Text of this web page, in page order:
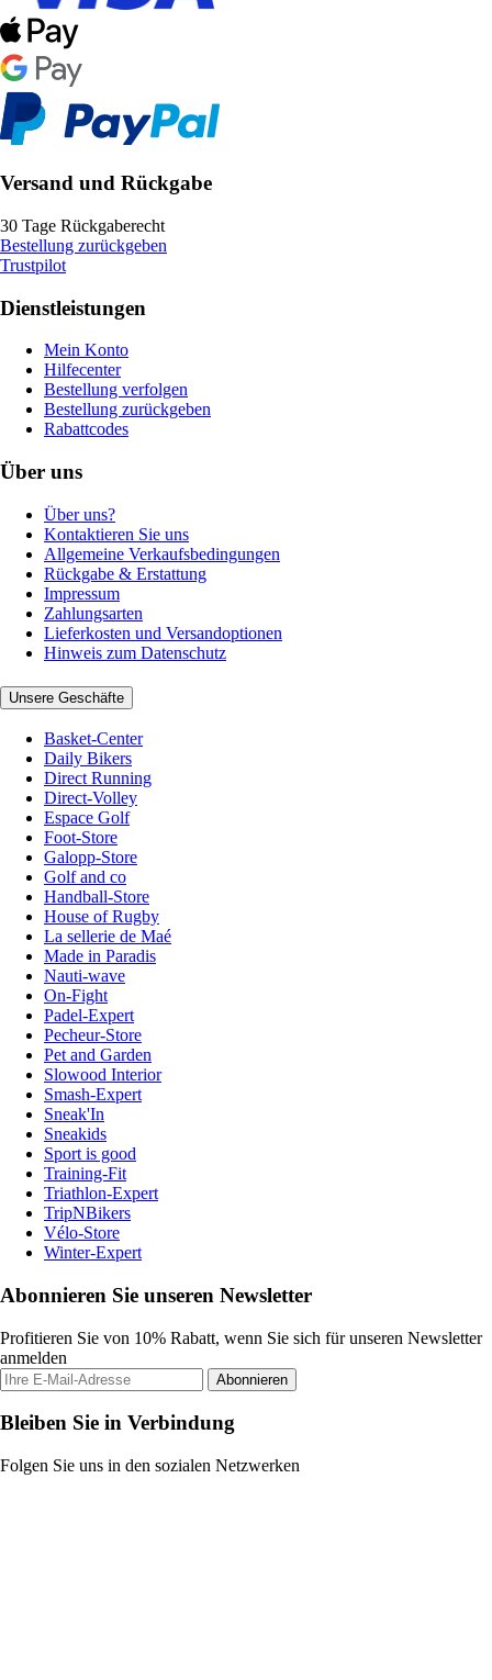
Versand und Rückgabe
30 Tage Rückgaberecht
Bestellung zurückgeben
Trustpilot
Dienstleistungen
Mein Konto
Hilfecenter
Bestellung verfolgen
Bestellung zurückgeben
Rabattcodes
Über uns
Über uns?
Kontaktieren Sie uns
Allgemeine Verkaufsbedingungen
Rückgabe & Erstattung
Impressum
Zahlungsarten
Lieferkosten und Versandoptionen
Hinweis zum Datenschutz
Unsere Geschäfte
Basket-Center
Daily Bikers
Direct Running
Direct-Volley
Espace Golf
Foot-Store
Galopp-Store
Golf and co
Handball-Store
House of Rugby
La sellerie de Maé
Made in Paradis
Nauti-wave
On-Fight
Padel-Expert
Pecheur-Store
Pet and Garden
Slowood Interior
Smash-Expert
Sneak'In
Sneakids
Sport is good
Training-Fit
Triathlon-Expert
TripNBikers
Vélo-Store
Winter-Expert
Abonnieren Sie unseren Newsletter
Profitieren Sie von 10% Rabatt, wenn Sie sich für unseren Newsletter
anmelden
Abonnieren
Bleiben Sie in Verbindung
Folgen Sie uns in den sozialen Netzwerken